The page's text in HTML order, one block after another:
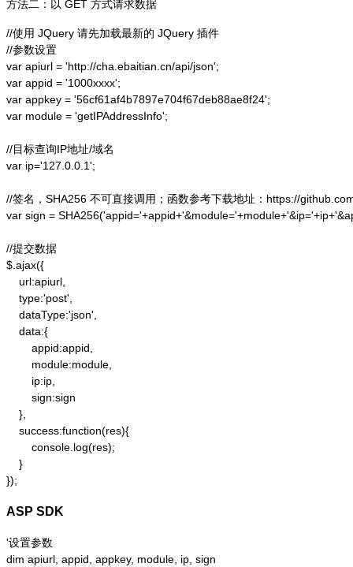
方法二：以 GET 方式请求数据
//使用 JQuery 请先加载最新的 JQuery 插件
//参数设置
var apiurl = 'http://cha.ebaitian.cn/api/json';
var appid = '1000xxxx';
var appkey = '56cf61af4b7897e704f67deb88ae8f24';
var module = 'getIPAddressInfo';
//目标查询IP地址/域名
var ip='127.0.0.1';
//签名，SHA256 不可直接调用；函数参考下载地址：https://
var sign =
//提交数据
$.ajax({
    url:apiurl,
    type:'post',
    dataType:'json',
    data:{
        appid:appid,
        module:module,
        ip:ip,
        sign:sign
    },
    success:function(res){
        console.log(res);
    }
});
ASP SDK
'设置参数
dim apiurl, appid, appkey, module, ip, sign